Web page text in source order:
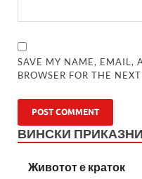
SAVE MY NAME, EMAIL,
BROWSER FOR THE
ВИНСКИ ПРИКАЗНИ
Животот е краток